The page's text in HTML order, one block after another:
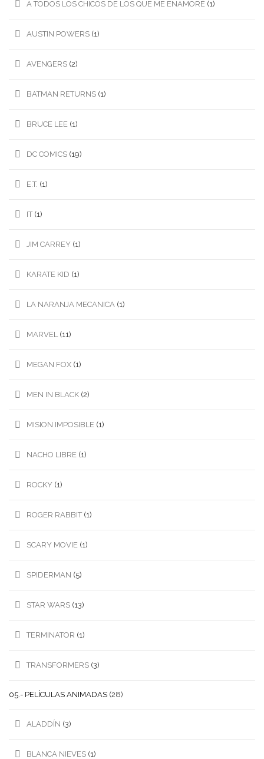
A TODOS LOS CHICOS DE LOS QUE ME ENAMORÉ (1)
AUSTIN POWERS (1)
AVENGERS (2)
BATMAN RETURNS (1)
BRUCE LEE (1)
DC COMICS (19)
E.T. (1)
IT (1)
JIM CARREY (1)
KARATE KID (1)
LA NARANJA MECANICA (1)
MARVEL (11)
MEGAN FOX (1)
MEN IN BLACK (2)
MISION IMPOSIBLE (1)
NACHO LIBRE (1)
ROCKY (1)
ROGER RABBIT (1)
SCARY MOVIE (1)
SPIDERMAN (5)
STAR WARS (13)
TERMINATOR (1)
TRANSFORMERS (3)
05.- PELÍCULAS ANIMADAS (28)
ALADDÍN (3)
BLANCA NIEVES (1)